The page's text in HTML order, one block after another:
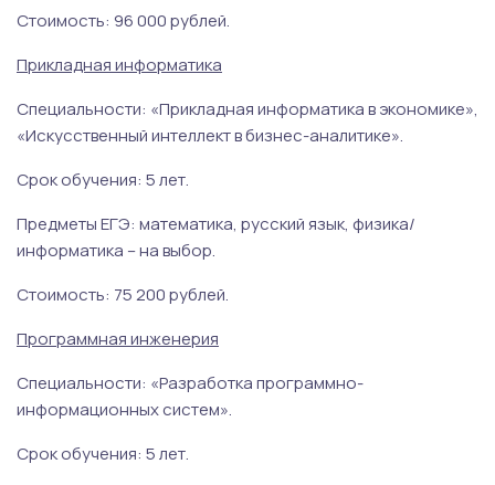
Стоимость: 96 000 рублей.
Прикладная информатика
Специальности: «Прикладная информатика в экономике»,
«Искусственный интеллект в бизнес-аналитике».
Срок обучения: 5 лет.
Предметы ЕГЭ: математика, русский язык, физика/
информатика – на выбор.
Стоимость: 75 200 рублей.
Программная инженерия
Специальности: «Разработка программно-
информационных систем».
Срок обучения: 5 лет.